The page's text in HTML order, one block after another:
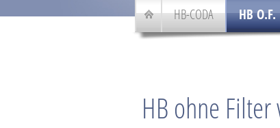
HB-CODA HB O.F.
HB ohne